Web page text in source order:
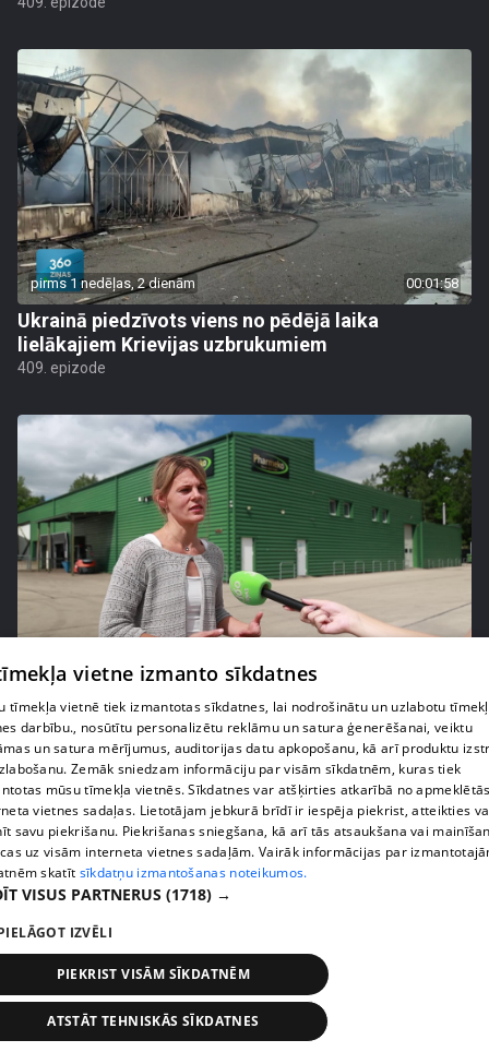
pirms 1 nedēļas, 2 dienām 00:01:58
Ukrainā piedzīvots viens no pēdējā laika
lielākajiem Krievijas uzbrukumiem
409. epizode
Melleņu zelta drudzis: kas nosaka iepirkuma
cenu?
409. epizode
pirms 1 nedēļas, 2 dienām
vietne izmanto sīkdatnes
tīmekļa vietnē tiek izmantotas sīkdatnes, lai nodrošinātu un uzlabotu
darbību., nosūtītu personalizētu reklāmu un satura ģenerēšanai, veiktu
un satura mērījumus, auditorijas datu apkopošanu, kā arī produktu
Zemāk sniedzam informāciju par visām sīkdatnēm, kuras tiek
mūsu tīmekļa vietnēs. Sīkdatnes var atšķirties atkarībā no
vietnes sadaļas. Lietotājam jebkurā brīdī ir iespēja piekrist, atteikties
savu piekrišanu. Piekrišanas sniegšana, kā arī tās atsaukšana vai
uz visām interneta vietnes sadaļām. Vairāk informācijas par
skatīt sīkdatņu izmantošanas noteikumos.
VISUS PARTNERUS (1718) →
IZVĒLI
PIEKRIST VISĀM SĪKDATNĒM
ATSTĀT TEHNISKĀS SĪKDATNES